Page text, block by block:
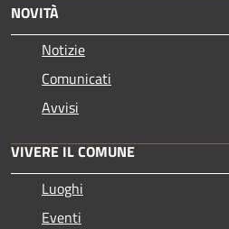
NOVITÀ
Notizie
Comunicati
Avvisi
VIVERE IL COMUNE
Luoghi
Eventi